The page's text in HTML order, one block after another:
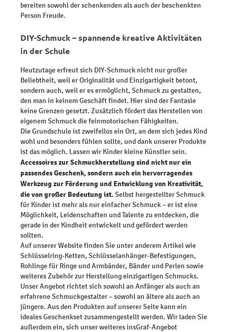
bereiten sowohl der schenkenden als auch der beschenkten
Person Freude.
DIY-Schmuck – spannende kreative Aktivitäten
in der Schule
Heutzutage erfreut sich DIY-Schmuck nicht nur großer
Beliebtheit, weil er Originalität und Einzigartigkeit betont,
sondern auch, weil er es ermöglicht, Schmuck zu gestalten,
den man in keinem Geschäft findet. Hier sind der Fantasie
keine Grenzen gesetzt. Zusätzlich fördert das Herstellen von
eigenem Schmuck die feinmotorischen Fähigkeiten.
Die Grundschule ist zweifellos ein Ort, an dem sich jedes Kind
wohl und besonders fühlen sollte, und dank unserer Produkte
ist das möglich. Lassen wir Kinder kleine Künstler sein.
Accessoires zur Schmuckherstellung sind nicht nur ein
passendes Geschenk, sondern auch ein hervorragendes
Werkzeug zur Förderung und Entwicklung von Kreativität,
die von großer Bedeutung ist.Selbst hergestellter Schmuck
für Kinder ist mehr als nur einfacher Schmuck – er ist eine
Möglichkeit, Leidenschaften und Talente zu entdecken, die
gerade in der Kindheit entwickelt und gefördert werden
sollten.
Auf unserer Website finden Sie unter anderem Artikel wie
Schlüsselring-Ketten, Schlüsselanhänger-Befestigungen,
Rohlinge für Ringe und Armbänder, Bänder und Perlen sowie
weiteres Zubehör zur Herstellung einzigartigen Schmucks.
Unser Angebot richtet sich sowohl an Anfänger als auch an
erfahrene Schmuckgestalter – sowohl an ältere als auch an
jüngere. Aus den Produkten auf unserer Seite kann ein
ideales Geschenkset zusammengestellt werden. Wir laden Sie
außerdem ein, sich unser weiteres insGraf-Angebot